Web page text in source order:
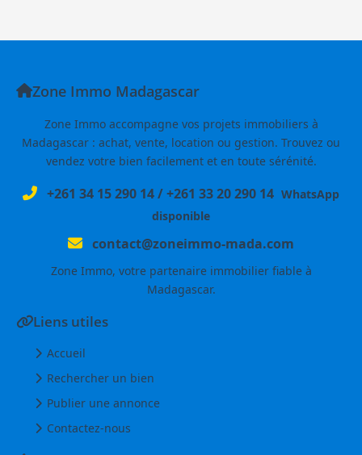
Zone Immo Madagascar
Zone Immo accompagne vos projets immobiliers à
Madagascar : achat, vente, location ou gestion. Trouvez ou
vendez votre bien facilement et en toute sérénité.
+261 34 15 290 14/+261 33 20 290 14 WhatsApp
disponible
contact@zoneimmo-mada.com
Zone Immo, votre partenaire immobilier fiable à
Madagascar.
Liens utiles
Accueil
Rechercher un bien
Publier une annonce
Contactez-nous